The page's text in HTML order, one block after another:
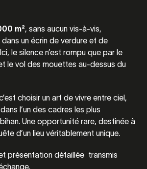
m², sans aucun vis-à-vis,
un écrin de verdure et de
le silence n’est rompu que par le
le vol des mouettes au-dessus du
choisir un art de vivre entre ciel,
l’un des cadres les plus
Une opportunité rare, destinée à
d’un lieu véritablement unique.
présentation détaillée transmis